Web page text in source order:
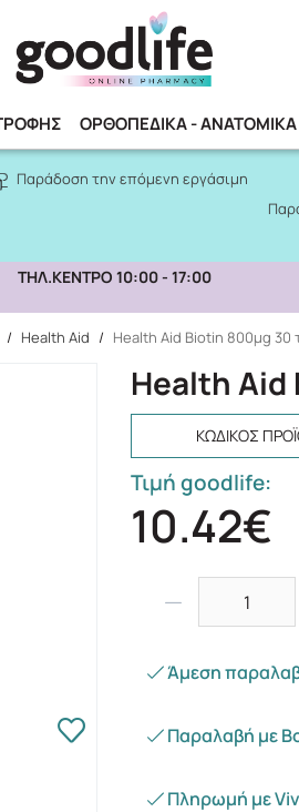
ΟΡΘΟΠΕΔΙΚΑ - ΑΝΑΤΟΜΙΚΑ
Αναζήτηση
Παράδοση την επόμενη εργάσιμη
ΤΗΛ.ΚΕΝΤΡΟ 10:00 - 17:00
/ Health Aid / Health Aid Biotin 800μg 30
Health Aid
ΚΩΔΙΚΌΣ
Τιμή goodlife:
10.42€
Άμεση
Παραλαβή με
Πληρωμή με